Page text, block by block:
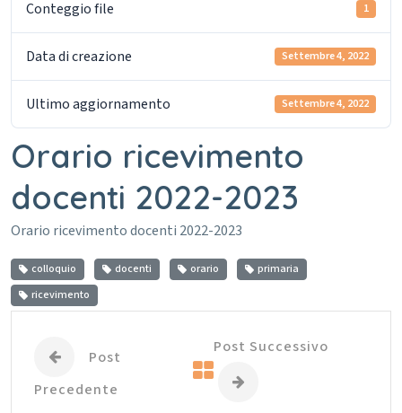
Conteggio file 1
Data di creazione Settembre 4, 2022
Ultimo aggiornamento Settembre 4, 2022
Orario ricevimento
docenti 2022-2023
Orario ricevimento docenti 2022-2023
colloquio docenti orario
primaria
ricevimento
Post
Precedente
Post Successivo